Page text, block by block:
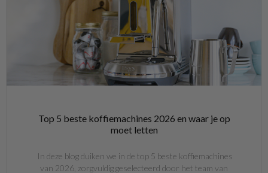
Top 5 beste koffiemachines 2026 en waar je op
moet letten
In deze blog duiken we in de top 5 beste koffiemachines
van 2026, zorgvuldig geselecteerd door het team van